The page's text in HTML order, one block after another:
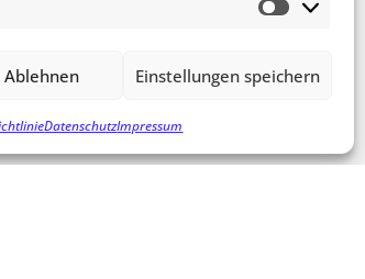
Ablehnen Einstellungen speichern
DatenschutzImpressum
das durchaus mögliche
NÄCHSTER
ZUR ORTSUMFAHRUNG WINDEN